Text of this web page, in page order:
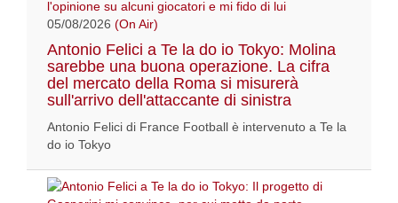
05/08/2026 (On Air)
Antonio Felici a Te la do io Tokyo: Molina
sarebbe una buona operazione. La cifra
del mercato della Roma si misurerà
sull'arrivo dell'attaccante di sinistra
Antonio Felici di France Football è intervenuto a Te la
do io Tokyo